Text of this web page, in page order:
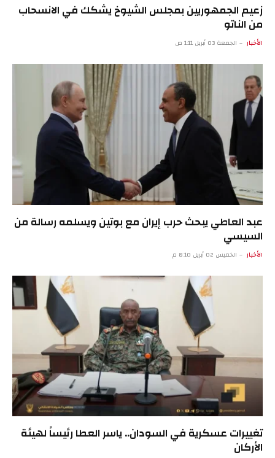
زعيم الجمهوريين بمجلس الشيوخ يشكك في الانسحاب
من الناتو
الأخبار الجمعة 03 أبريل 1:11 ص
عبد العاطي يبحث حرب إيران مع بوتين ويسلمه رسالة من
السيسي
الأخبار الخميس 02 أبريل 8:10 م
تغييرات عسكرية في السودان.. ياسر العطا رئيساً لهيئة
الأركان